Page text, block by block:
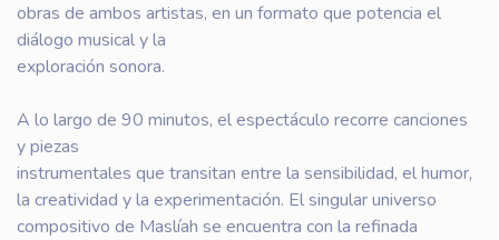
obras de ambos artistas, en un formato que potencia el
diálogo musical y la
exploración sonora.
A lo largo de 90 minutos, el espectáculo recorre canciones
y piezas
instrumentales que transitan entre la sensibilidad, el humor,
la creatividad y la experimentación. El singular universo
compositivo de Maslíah se encuentra con la refinada